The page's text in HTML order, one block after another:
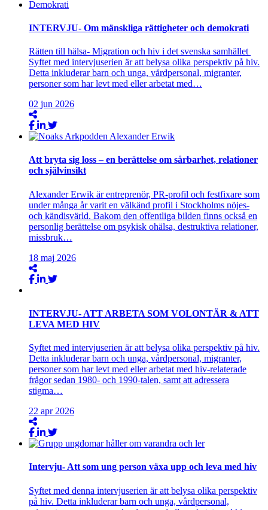
INTERVJU- Om mänskliga rättigheter och demokrati
Rätten till hälsa- Migration och hiv i det svenska samhället
Syftet med intervjuserien är att belysa olika perspektiv på hiv.
Detta inkluderar barn och unga, vårdpersonal, migranter,
personer som har levt med eller arbetat med…
02 jun 2026
Att bryta sig loss – en berättelse om sårbarhet, relationer
och självinsikt
Alexander Erwik är entreprenör, PR-profil och festfixare som
under många år varit en välkänd profil i Stockholms nöjes-
och kändisvärld. Bakom den offentliga bilden finns också en
personlig berättelse om psykisk ohälsa, destruktiva relationer,
missbruk…
18 maj 2026
INTERVJU- ATT ARBETA SOM VOLONTÄR & ATT
LEVA MED HIV
Syftet med intervjuserien är att belysa olika perspektiv på hiv.
Detta inkluderar barn och unga, vårdpersonal, migranter,
personer som har levt med eller arbetat med hiv-relaterade
frågor sedan 1980- och 1990-talen, samt att adressera
stigma…
22 apr 2026
Intervju- Att som ung person växa upp och leva med hiv
Syftet med denna intervjuserien är att belysa olika perspektiv
på hiv. Detta inkluderar barn och unga, vårdpersonal,